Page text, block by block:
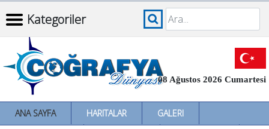
Kategoriler
08 Ağustos 2026 Cumartesi
ANA SAYFA HARITALAR
GALERI